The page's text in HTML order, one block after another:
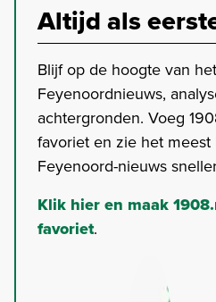
Altijd als
Blijf op de hoogte van
Feyenoordnieuws,
achtergronden. Voeg
favoriet en zie het
Feyenoord-nieuws
Klik hier en maak
favoriet.